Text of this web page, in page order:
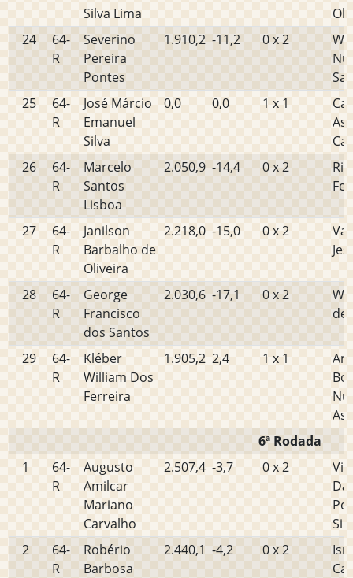
Silva Lima
24
64-
R
Severino
Pereira
Pontes
1.910,2 -11,2 0 x 2
25
64-
R
José Márcio
Emanuel
Silva
0,0 0,0 1 x 1
26
64-
R
Marcelo
Santos
Lisboa
2.050,9 -14,4 0 x 2
27
64-
R
Janilson
Barbalho de
Oliveira
2.218,0 -15,0 0 x 2
28
64-
R
George
Francisco
dos Santos
2.030,6 -17,1 0 x 2
de
29
64-
R
Kléber
William Dos
Ferreira
1.905,2 2,4 1 x 1
6ª Rodada
1
64-
R
Augusto
Amilcar
Mariano
Carvalho
2.507,4 -3,7 0 x 2
2
64-
R
Robério
Barbosa
2.440,1 -4,2 0 x 2